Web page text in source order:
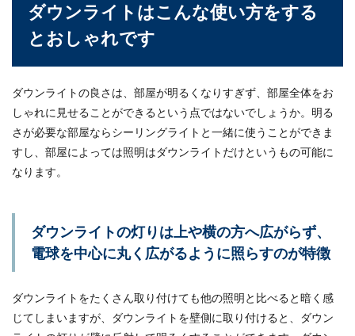
ダウンライトはこんな使い方をする
とおしゃれです
ダウンライトの良さは、部屋が明るくなりすぎず、部屋全体をお
しゃれに見せることができるという点ではないでしょうか。明る
さが必要な部屋ならシーリングライトと一緒に使うことができま
すし、部屋によっては照明はダウンライトだけというもの可能に
なります。
ダウンライトの灯りは上や横の方へ広がらず、
電球を中心に丸く広がるように照らすのが特徴
ダウンライトをたくさん取り付けても他の照明と比べると暗く感
じてしまいますが、ダウンライトを壁側に取り付けると、ダウン